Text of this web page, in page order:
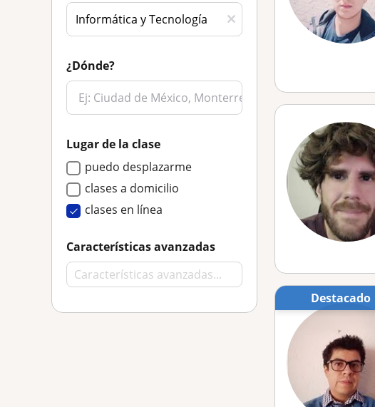
¿Dónde?
Lugar de la clase
puedo desplazarme
clases a domicilio
clases en línea
Características avanzadas
Destacado